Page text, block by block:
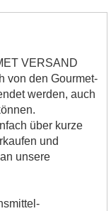
VERSAND
von den Gourmet-
werden, auch
über kurze
und
unsere